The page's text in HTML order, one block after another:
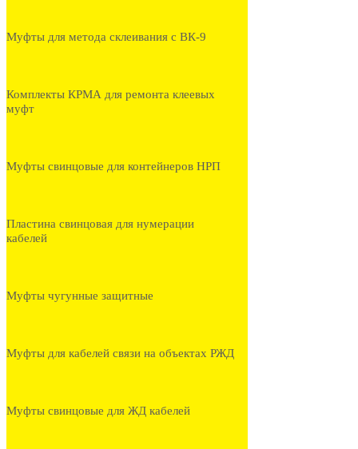
Муфты для метода склеивания с ВК-9
Комплекты КРМА для ремонта клеевых
муфт
Муфты свинцовые для контейнеров НРП
Пластина свинцовая для нумерации
кабелей
Муфты чугунные защитные
Муфты для кабелей связи на объектах РЖД
Муфты свинцовые для ЖД кабелей